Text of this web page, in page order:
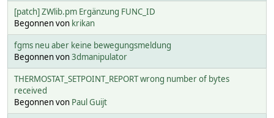
[patch] ZWlib.pm Ergänzung FUNC_ID
Begonnen von krikan
fgms neu aber keine bewegungsmeldung
Begonnen von3dmanipulator
THERMOSTAT_SETPOINT_REPORT wrong number of bytes
received
Begonnen von Paul Guijt